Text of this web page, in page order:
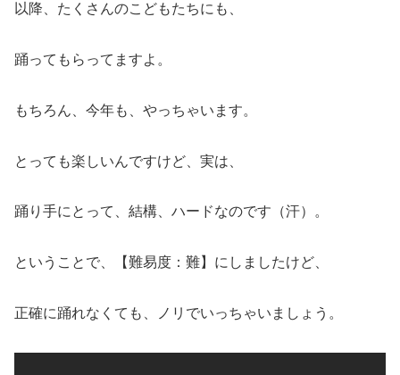
以降、たくさんのこどもたちにも、
踊ってもらってますよ。
もちろん、今年も、やっちゃいます。
とっても楽しいんですけど、実は、
踊り手にとって、結構、ハードなのです（汗）。
ということで、【難易度：難】にしましたけど、
正確に踊れなくても、ノリでいっちゃいましょう。